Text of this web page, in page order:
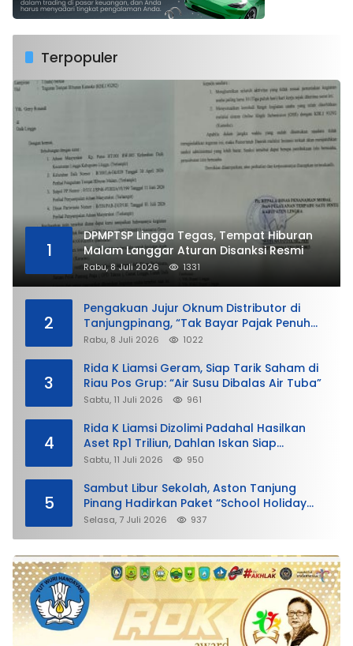
Terpopuler
1
DPMPTSP Lingga Tegas, Tempat Hiburan
Malam Langgar Aturan Disanksi Resmi
Rabu, 8 Juli 2026 1331
2
Pengakuan Jujur Oknum Distributor di
Tanjungpinang, “Tak Bayar Pajak Penuh
demi Untung”
Rabu, 8 Juli 2026 1022
3
Rida K Liamsi Geram, Siap Tarik Saham di
Riau Pos Grup: “Air Susu Dibalas Air Tuba”
Sabtu, 11 Juli 2026 961
4
Rida K Liamsi Dizolimi Padahal Hasilkan
Aset Rp1 Triliun, Dahlan Iskan Siap
Membela
Sabtu, 11 Juli 2026 950
5
Sambut Libur Sekolah, Aston Tanjung
Pinang Hadirkan Paket “School Holiday
Getaway”
Selasa, 7 Juli 2026 937